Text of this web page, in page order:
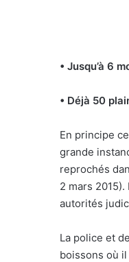
• Jusqu’à 6
• Déjà 50
En principe
grande
reprochés
2 mars
autorités
La police et
boissons où